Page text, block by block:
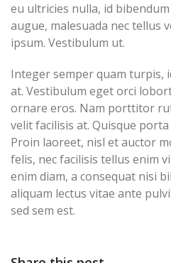
eu ultricies nulla, id
augue, malesuada nec tellus
ipsum. Vestibulum ut.
Integer semper quam turpis,
at. Vestibulum eget orci
ornare eros. Nam porttitor
velit facilisis at. Quisque
Proin laoreet, nisl et auctor
felis, nec facilisis tellus enim
enim diam, a consequat nisi
aliquam lectus vitae ante
sed sem est.